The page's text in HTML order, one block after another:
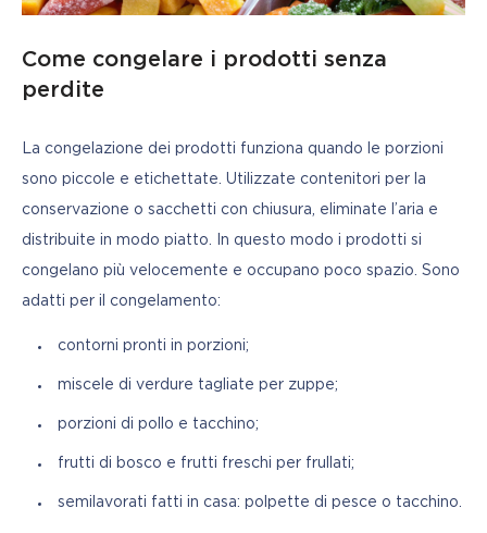
Come congelare i prodotti senza
perdite
La congelazione dei prodotti funziona quando le porzioni
sono piccole e etichettate. Utilizzate contenitori per la
conservazione o sacchetti con chiusura, eliminate l’aria e
distribuite in modo piatto. In questo modo i prodotti si
congelano più velocemente e occupano poco spazio. Sono
adatti per il congelamento:
contorni pronti in porzioni;
miscele di verdure tagliate per zuppe;
porzioni di pollo e tacchino;
frutti di bosco e frutti freschi per frullati;
semilavorati fatti in casa: polpette di pesce o tacchino.